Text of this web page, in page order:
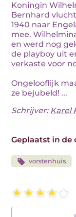
Koningin
Bernhard
1940 naar
mee.
en werd nog
de playboy uit
verkaste voor
Ongelooflijk
ze bejubeld! ...
Schrijver: Karel
Geplaatst in de
vorstenhuis